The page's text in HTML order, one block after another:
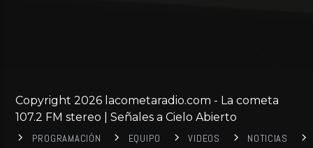
Copyright 2026 lacometaradio.com - La cometa
107.2 FM stereo | Señales a Cielo Abierto
PROGRAMACIÓN EQUIPO VIDEOS
NOTICIAS